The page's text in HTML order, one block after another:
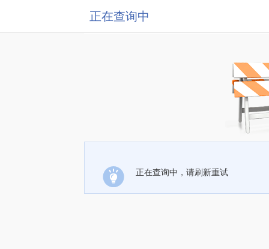
正在查询中
正在查询中，请刷新重试